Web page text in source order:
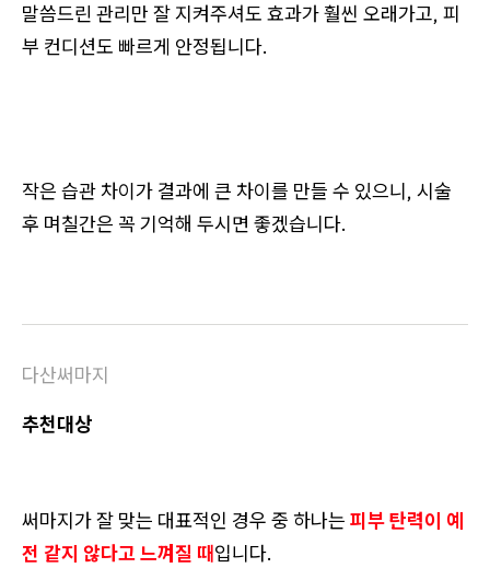
말씀드린 관리만 잘 지켜주셔도 효과가 훨씬 오래가고, 피
부 컨디션도 빠르게 안정됩니다.
작은 습관 차이가 결과에 큰 차이를 만들 수 있으니, 시술
후 며칠간은 꼭 기억해 두시면 좋겠습니다.
다산써마지
추천대상
써마지가 잘 맞는 대표적인 경우 중 하나는 피부 탄력이 예
전 같지 않다고 느껴질 때입니다.